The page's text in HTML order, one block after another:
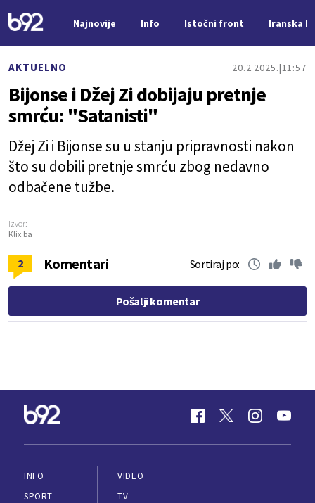
Najnovije Info Istočni front Iranska
AKTUELNO 20.2.2025. 11:57
Bijonse i Džej Zi dobijaju pretnje
smrću: "Satanisti"
Džej Zi i Bijonse su u stanju pripravnosti nakon
što su dobili pretnje smrću zbog nedavno
odbačene tužbe.
Izvor:
Klix.ba
2 Komentari Sortiraj po:
Pošalji komentar
INFO
SPORT
VIDEO
TV